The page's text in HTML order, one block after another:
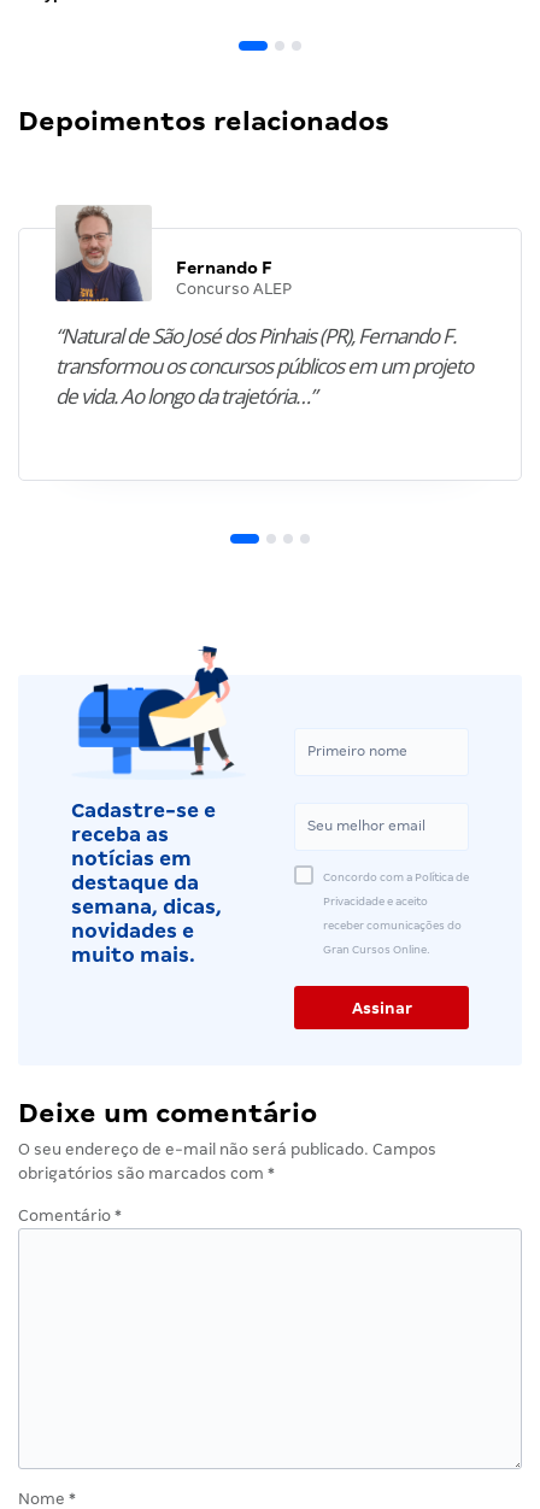
Depoimentos relacionados
Fernando F
Concurso ALEP
“Natural de São José dos Pinhais (PR), Fernando F.
transformou os concursos públicos em um projeto
de vida. Ao longo da trajetória…”
Cadastre-se e
receba as
notícias em
destaque da
semana, dicas,
novidades e
muito mais.
Concordo com a Política de
Privacidade e aceito
receber comunicações do
Gran Cursos Online.
Deixe um comentário
O seu endereço de e-mail não será publicado. Campos
obrigatórios são marcados com *
Comentário *
Nome *